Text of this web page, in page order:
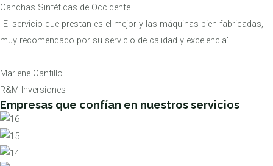
Canchas Sintéticas de Occidente
"El servicio que prestan es el mejor y las máquinas bien fabricadas,
muy recomendado por su servicio de calidad y excelencia"
Marlene Cantillo
R&M Inversiones
Empresas que confían en nuestros servicios